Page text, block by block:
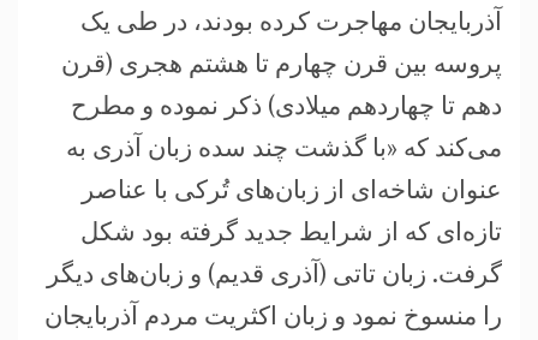
آذربایجان مهاجرت کرده بودند، در طی یک
پروسه بین قرن چهارم تا هشتم هجری (قرن
دهم تا چهاردهم میلادی) ذکر نموده و مطرح
می‌کند که «با گذشت چند سده زبان آذری به
عنوان شاخه‌ای از زبان‌های تُرکی با عناصر
تازه‌ای که از شرایط جدید گرفته بود شکل
گرفت. زبان تاتی (آذری قدیم) و زبان‌های دیگر
را منسوخ نمود و زبان اکثریت مردم آذربایجان